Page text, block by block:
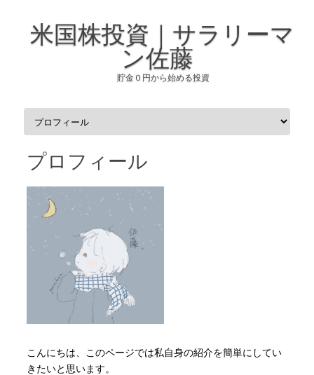
米国株投資｜サラリーマ
ン佐藤
貯金０円から始める投資
コンテンツへスキップ
プロフィール
こんにちは、このページでは私自身の紹介を簡単にしてい
きたいと思います。